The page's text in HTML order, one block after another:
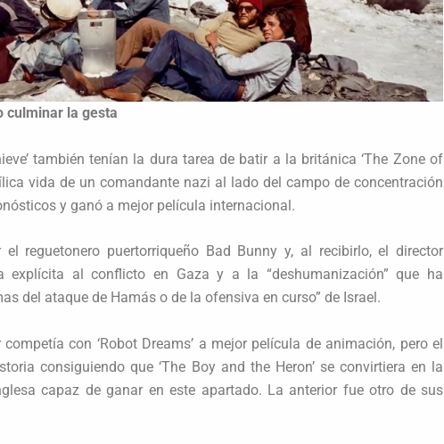
culminar la gesta
también tenían la dura tarea de batir a la británica ‘The Zone of
vida de un comandante nazi al lado del campo de concentración
y ganó a mejor película internacional.
reguetonero puertorriqueño Bad Bunny y, al recibirlo, el director
explícita al conflicto en Gaza y a la “deshumanización” que ha
del ataque de Hamás o de la ofensiva en curso” de Israel.
con ‘Robot Dreams’ a mejor película de animación, pero el
consiguiendo que ‘The Boy and the Heron’ se convirtiera en la
capaz de ganar en este apartado. La anterior fue otro de sus